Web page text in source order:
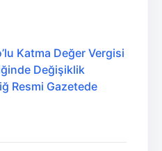
Katma Değer Vergisi
Değişiklik
Resmi Gazetede